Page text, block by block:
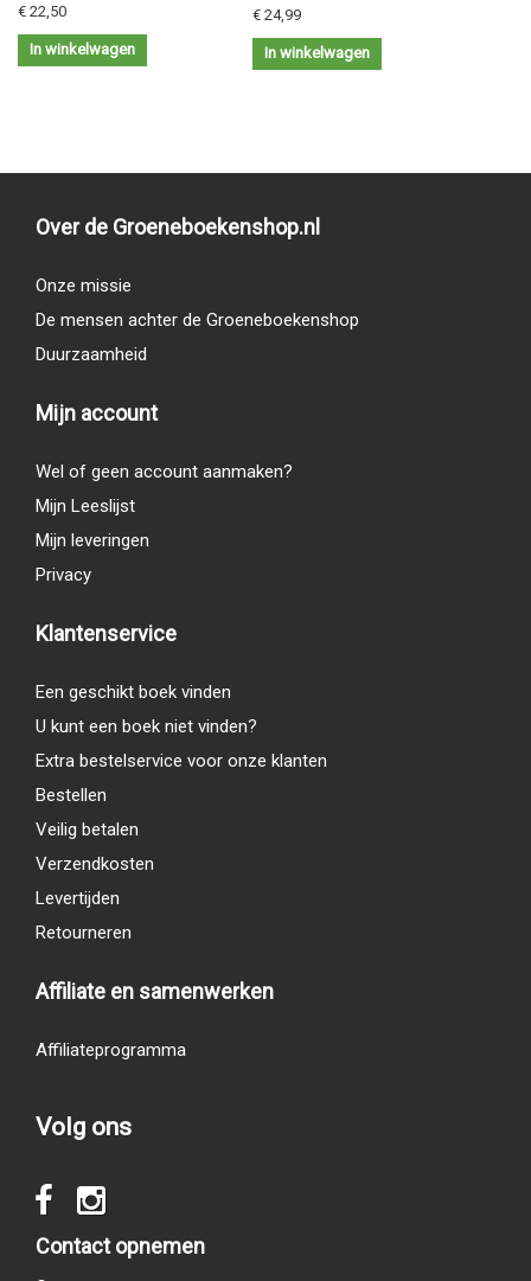
€ 22,50
In winkelwagen
€ 24,99
In winkelwagen
Over de Groeneboekenshop.nl
Onze missie
De mensen achter de Groeneboekenshop
Duurzaamheid
Mijn account
Wel of geen account aanmaken?
Mijn Leeslijst
Mijn leveringen
Privacy
Klantenservice
Een geschikt boek vinden
U kunt een boek niet vinden?
Extra bestelservice voor onze klanten
Bestellen
Veilig betalen
Verzendkosten
Levertijden
Retourneren
Affiliate en samenwerken
Affiliateprogramma
Volg ons
Contact opnemen